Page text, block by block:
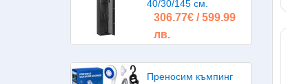
40/30/145 см.
306.77€ / 599.99
лв.
Преносим къмпинг